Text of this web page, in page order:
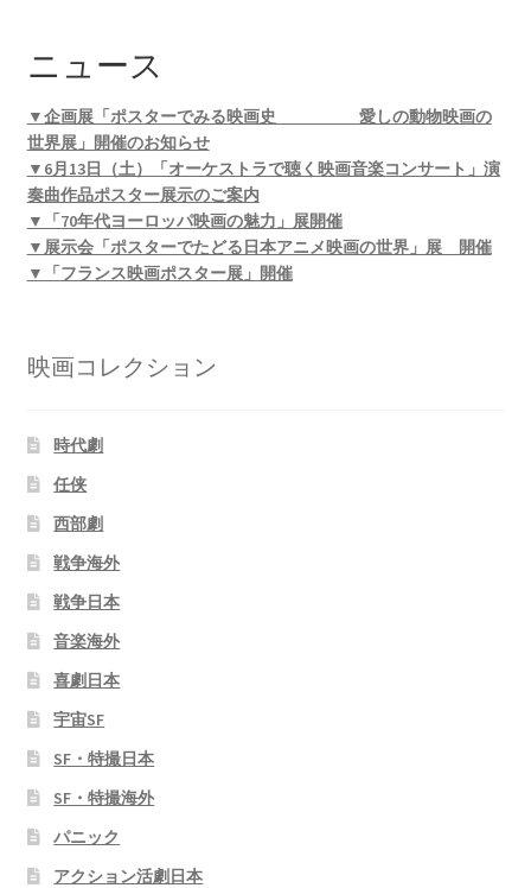
ニュース
▼企画展「ポスターでみる映画史 愛しの動物映画の
世界展」開催のお知らせ
▼6月13日（土）「オーケストラで聴く映画音楽コンサート」演
奏曲作品ポスター展示のご案内
▼「70年代ヨーロッパ映画の魅力」展開催
▼展示会「ポスターでたどる日本アニメ映画の世界」展 開催
▼「フランス映画ポスター展」開催
映画コレクション
時代劇
任侠
西部劇
戦争海外
戦争日本
音楽海外
喜劇日本
宇宙SF
SF・特撮日本
SF・特撮海外
パニック
アクション活劇日本